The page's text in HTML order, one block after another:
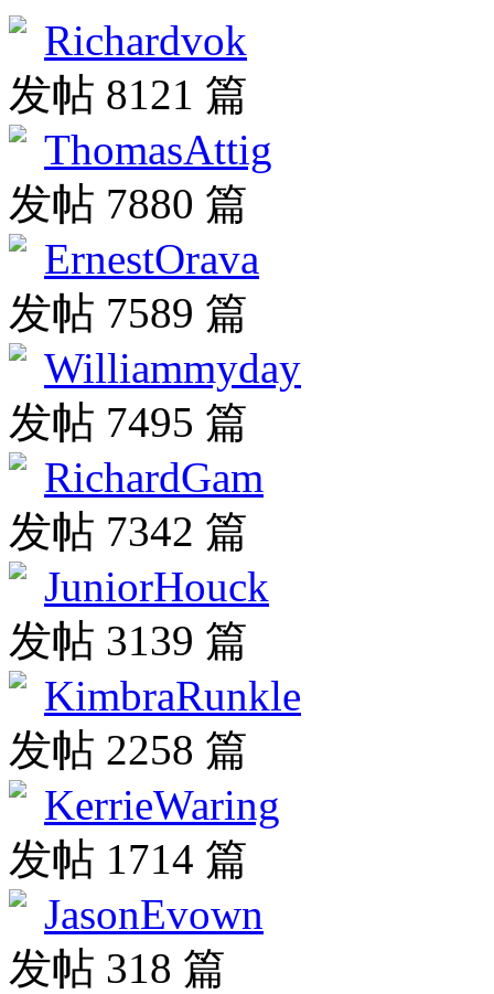
Richardvok
发帖 8121 篇
ThomasAttig
发帖 7880 篇
ErnestOrava
发帖 7589 篇
Williammyday
发帖 7495 篇
RichardGam
发帖 7342 篇
JuniorHouck
发帖 3139 篇
KimbraRunkle
发帖 2258 篇
KerrieWaring
发帖 1714 篇
JasonEvown
发帖 318 篇